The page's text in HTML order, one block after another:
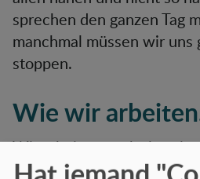
sprechen den ganzen Tag
manchmal müssen wir uns
stoppen.
Wie wir
Wir arbeiten stark situativ
Sprache, Kommunikation